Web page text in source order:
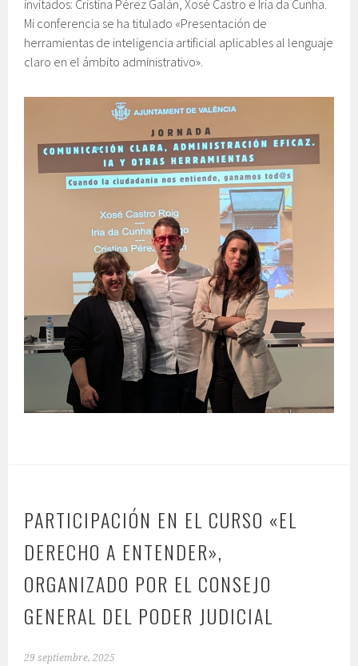
invitados: Cristina Pérez Galán, Xosé Castro e Iria da Cunha.
Mi conferencia se ha titulado «Presentación de
herramientas de inteligencia artificial aplicables al lenguaje
claro en el ámbito administrativo».
PARTICIPACIÓN EN EL CURSO «EL
DERECHO A ENTENDER»,
ORGANIZADO POR EL CONSEJO
GENERAL DEL PODER JUDICIAL
29 septiembre, 2025